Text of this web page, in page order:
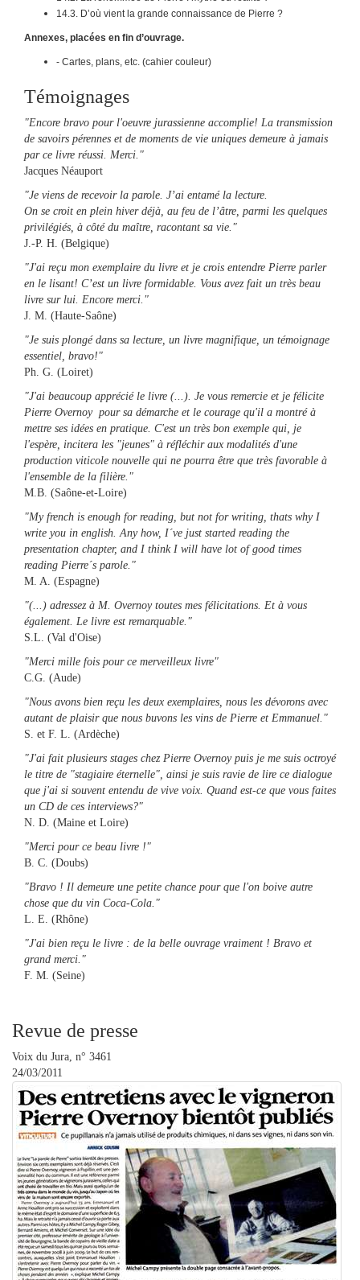
14.3. D’où vient la grande connaissance de Pierre ?
Annexes, placées en fin d’ouvrage.
- Cartes, plans, etc. (cahier couleur)
Témoignages
"Encore bravo pour l'oeuvre jurassienne accomplie! La transmission
de savoirs pérennes et de moments de vie uniques demeure à jamais
par ce livre réussi. Merci."
Jacques Néauport
"Je viens de recevoir la parole. J’ai entamé la lecture.
On se croit en plein hiver déjà, au feu de l’âtre, parmi les quelques
privilégiés, à côté du maître, racontant sa vie."
J.-P. H. (Belgique)
"J'ai reçu mon exemplaire du livre et je crois entendre Pierre parler
en le lisant! C’est un livre formidable. Vous avez fait un très beau
livre sur lui. Encore merci."
J. M. (Haute-Saône)
"Je suis plongé dans sa lecture, un livre magnifique, un témoignage
essentiel, bravo!"
Ph. G. (Loiret)
"J'ai beaucoup apprécié le livre (...). Je vous remercie et je félicite
Pierre Overnoy pour sa démarche et le courage qu'il a montré à
mettre ses idées en pratique. C'est un très bon exemple qui, je
l'espère, incitera les "jeunes" à réfléchir aux modalités d'une
production viticole nouvelle qui ne pourra être que très favorable à
l'ensemble de la filière."
M.B. (Saône-et-Loire)
"My french is enough for reading, but not for writing, thats why I
write you in english. Any how, I´ve just started reading the
presentation chapter, and I think I will have lot of good times
reading Pierre´s parole."
M. A. (Espagne)
"(...) adressez à M. Overnoy toutes mes félicitations. Et à vous
également. Le livre est remarquable."
S.L. (Val d'Oise)
"Merci mille fois pour ce merveilleux livre"
C.G. (Aude)
"Nous avons bien reçu les deux exemplaires, nous les dévorons avec
autant de plaisir que nous buvons les vins de Pierre et Emmanuel."
S. et F. L. (Ardèche)
"J'ai fait plusieurs stages chez Pierre Overnoy puis je me suis octroyé
le titre de "stagiaire éternelle", ainsi je suis ravie de lire ce dialogue
que j'ai si souvent entendu de vive voix. Quand est-ce que vous faites
un CD de ces interviews?"
N. D. (Maine et Loire)
"Merci pour ce beau livre !"
B. C. (Doubs)
"Bravo ! Il demeure une petite chance pour que l'on boive autre
chose que du vin Coca-Cola."
L. E. (Rhône)
"J'ai bien reçu le livre : de la belle ouvrage vraiment ! Bravo et
grand merci."
F. M. (Seine)
Revue de presse
Voix du Jura, n° 3461
24/03/2011